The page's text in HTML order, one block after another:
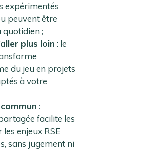
expérimentés
peuvent être
quotidien ;
plus loin : le
du jeu en projets
à votre
:
facilite les
les enjeux RSE
sans jugement ni